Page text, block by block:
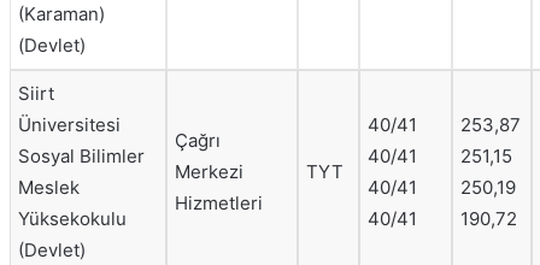
(Karaman)
(Devlet)
Siirt
Üniversitesi
Sosyal Bilimler
Meslek
Yüksekokulu
(Devlet)
Çağrı
Merkezi
Hizmetleri
TYT
40/41
40/41
40/41
40/41
253,87
251,15
250,19
190,72